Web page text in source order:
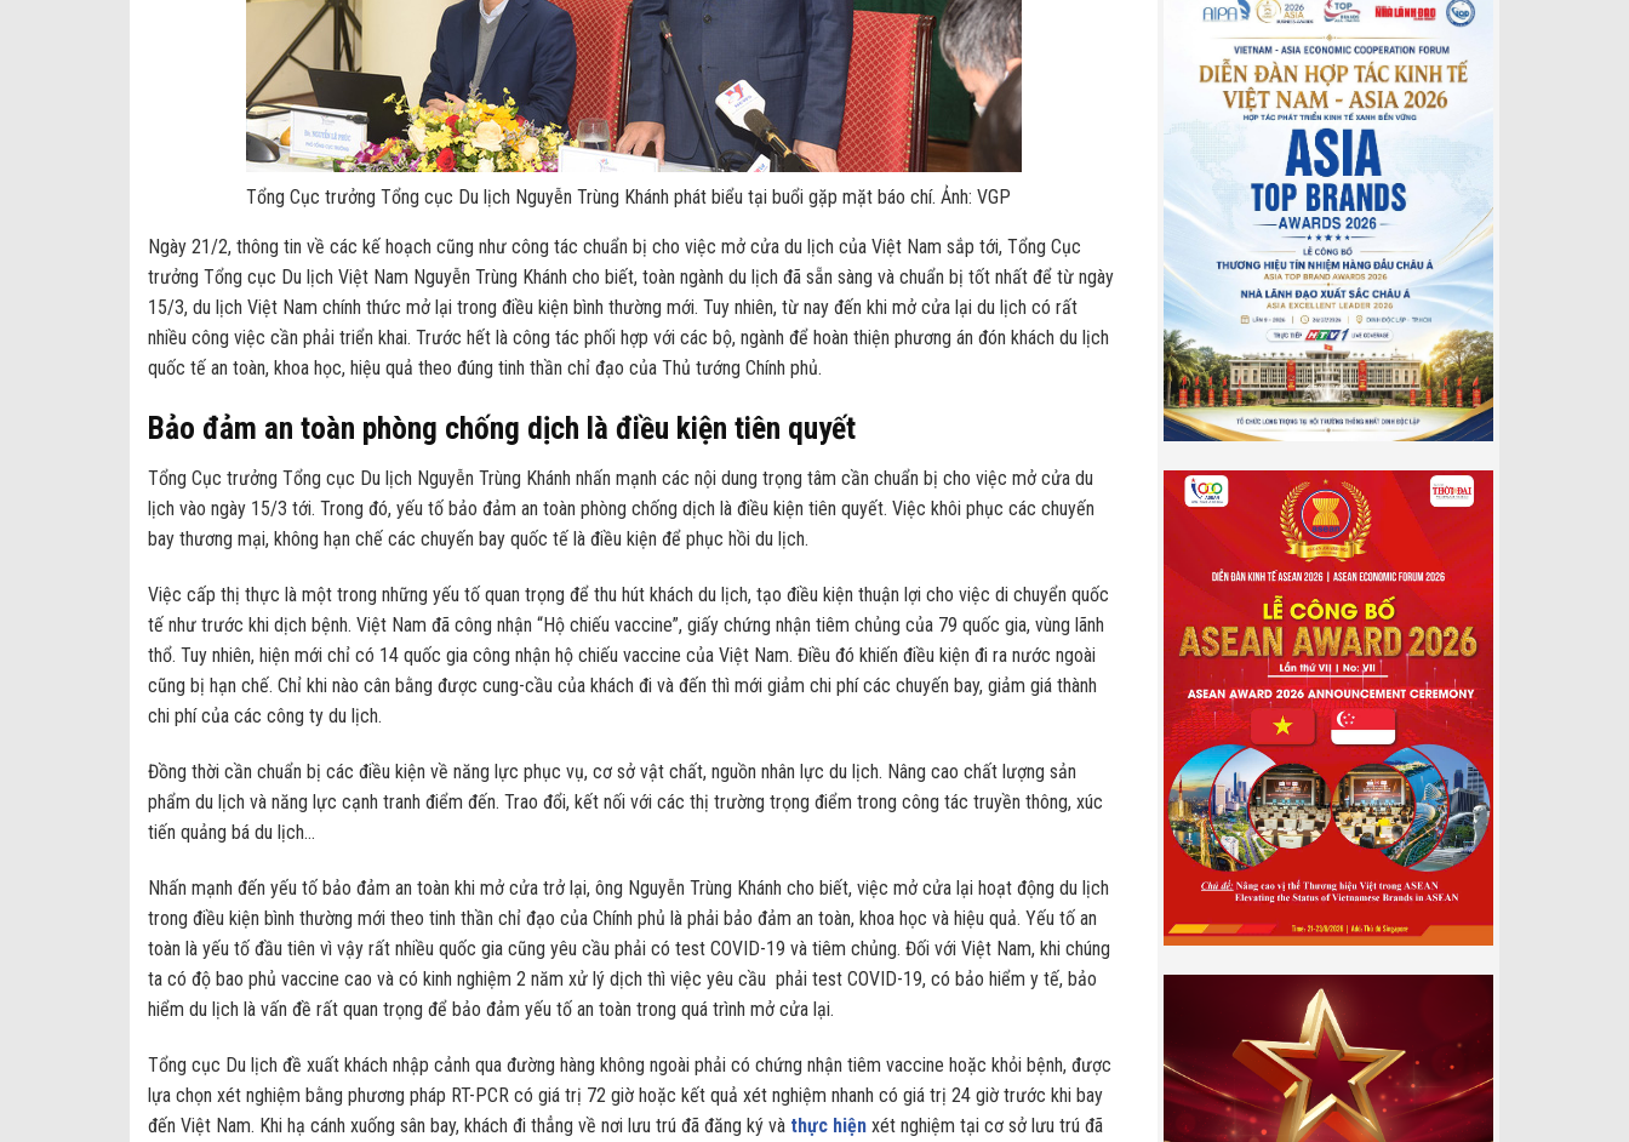
Tổng Cục trưởng Tổng cục Du lịch Nguyễn Trùng Khánh phát biểu tại buổi gặp mặt báo chí. Ảnh: VGP
Ngày 21/2, thông tin về các kế hoạch cũng như công tác chuẩn bị cho việc mở cửa du lịch của Việt Nam sắp tới, Tổng Cục
trưởng Tổng cục Du lịch Việt Nam Nguyễn Trùng Khánh cho biết, toàn ngành du lịch đã sẵn sàng và chuẩn bị tốt nhất để từ ngày
15/3, du lịch Việt Nam chính thức mở lại trong điều kiện bình thường mới. Tuy nhiên, từ nay đến khi mở cửa lại du lịch có rất
nhiều công việc cần phải triển khai. Trước hết là công tác phối hợp với các bộ, ngành để hoàn thiện phương án đón khách du lịch
quốc tế an toàn, khoa học, hiệu quả theo đúng tinh thần chỉ đạo của Thủ tướng Chính phủ.
Bảo đảm an toàn phòng chống dịch là điều kiện tiên quyết
Tổng Cục trưởng Tổng cục Du lịch Nguyễn Trùng Khánh nhấn mạnh các nội dung trọng tâm cần chuẩn bị cho việc mở cửa du
lịch vào ngày 15/3 tới. Trong đó, yếu tố bảo đảm an toàn phòng chống dịch là điều kiện tiên quyết. Việc khôi phục các chuyến
bay thương mại, không hạn chế các chuyến bay quốc tế là điều kiện để phục hồi du lịch.
Việc cấp thị thực là một trong những yếu tố quan trọng để thu hút khách du lịch, tạo điều kiện thuận lợi cho việc di chuyển quốc
tế như trước khi dịch bệnh. Việt Nam đã công nhận “Hộ chiếu vaccine”, giấy chứng nhận tiêm chủng của 79 quốc gia, vùng lãnh
thổ. Tuy nhiên, hiện mới chỉ có 14 quốc gia công nhận hộ chiếu vaccine của Việt Nam. Điều đó khiến điều kiện đi ra nước ngoài
cũng bị hạn chế. Chỉ khi nào cân bằng được cung-cầu của khách đi và đến thì mới giảm chi phí các chuyến bay, giảm giá thành
chi phí của các công ty du lịch.
Đồng thời cần chuẩn bị các điều kiện về năng lực phục vụ, cơ sở vật chất, nguồn nhân lực du lịch. Nâng cao chất lượng sản
phẩm du lịch và năng lực cạnh tranh điểm đến. Trao đổi, kết nối với các thị trường trọng điểm trong công tác truyền thông, xúc
tiến quảng bá du lịch…
Nhấn mạnh đến yếu tố bảo đảm an toàn khi mở cửa trở lại, ông Nguyễn Trùng Khánh cho biết, việc mở cửa lại hoạt động du lịch
trong điều kiện bình thường mới theo tinh thần chỉ đạo của Chính phủ là phải bảo đảm an toàn, khoa học và hiệu quả. Yếu tố an
toàn là yếu tố đầu tiên vì vậy rất nhiều quốc gia cũng yêu cầu phải có test COVID-19 và tiêm chủng. Đối với Việt Nam, khi chúng
ta có độ bao phủ vaccine cao và có kinh nghiệm 2 năm xử lý dịch thì việc yêu cầu phải test COVID-19, có bảo hiểm y tế, bảo
hiểm du lịch là vấn đề rất quan trọng để bảo đảm yếu tố an toàn trong quá trình mở cửa lại.
Tổng cục Du lịch đề xuất khách nhập cảnh qua đường hàng không ngoài phải có chứng nhận tiêm vaccine hoặc khỏi bệnh, được
lựa chọn xét nghiệm bằng phương pháp RT-PCR có giá trị 72 giờ hoặc kết quả xét nghiệm nhanh có giá trị 24 giờ trước khi bay
đến Việt Nam. Khi hạ cánh xuống sân bay, khách đi thẳng về nơi lưu trú đã đăng ký và thực hiện xét nghiệm tại cơ sở lưu trú đã